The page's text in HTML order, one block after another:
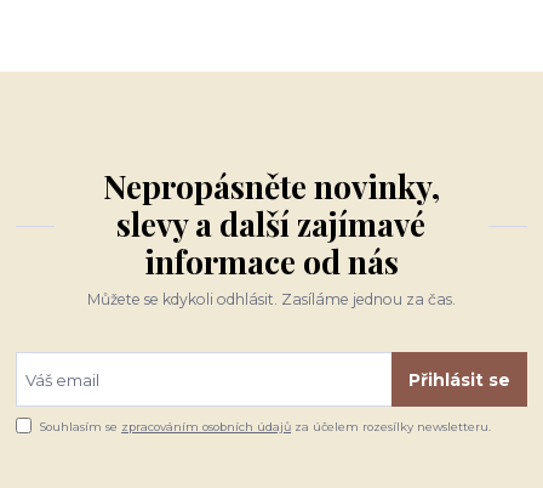
Nepropásněte novinky,
slevy a další zajímavé
informace od nás
Můžete se kdykoli odhlásit. Zasíláme jednou za čas.
Přihlásit se
Souhlasím se zpracováním osobních údajů za účelem rozesílky newsletteru.